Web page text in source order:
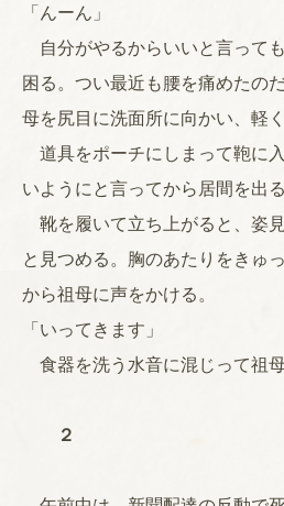
「んーん」
自分がやるからいいと言って
困る。つい最近も腰を痛めたの
母を尻目に洗面所に向かい、軽
道具をポーチにしまって鞄に
いようにと言ってから居間を出る
靴を履いて立ち上がると、姿
と見つめる。胸のあたりをきゅ
から祖母に声をかける。
「いってきます」
食器を洗う水音に混じって祖
２